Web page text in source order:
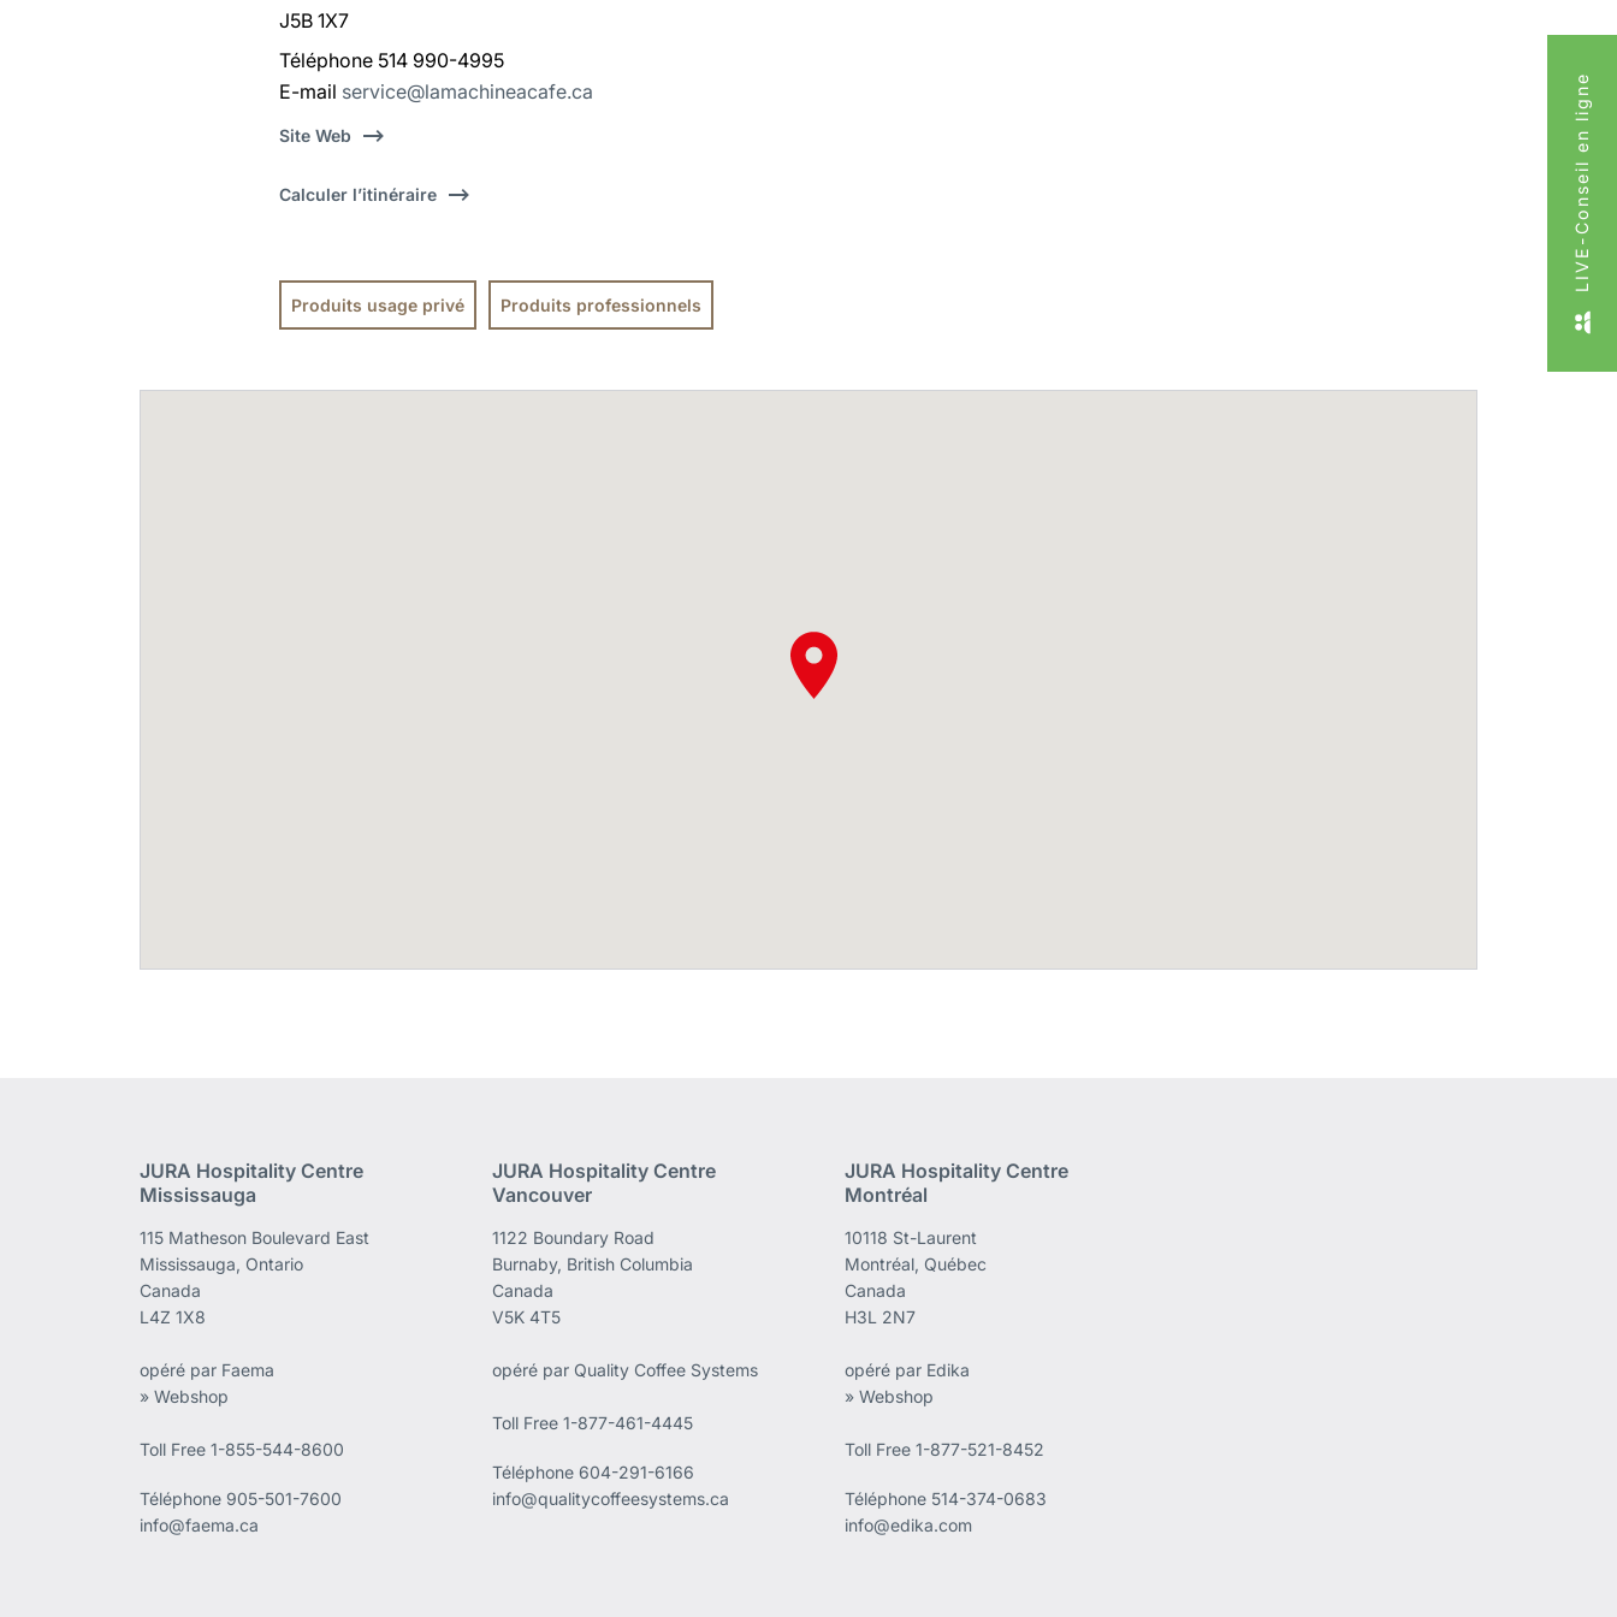
J5B 1X7
Téléphone 514 990-4995
E-mail service@lamachineacafe.ca
Site Web
Calculer l’itinéraire
Produits usage privé Produits professionnels
JURA Hospitality Centre
Mississauga
115 Matheson Boulevard East
Mississauga, Ontario
Canada
L4Z 1X8
opéré par Faema
» Webshop
Toll Free 1-855-544-8600
Téléphone 905-501-7600
info@faema.ca
JURA Hospitality Centre
Vancouver
1122 Boundary Road
Burnaby, British Columbia
Canada
V5K 4T5
opéré par Quality Coffee Systems
Toll Free 1-877-461-4445
Téléphone604-291-6166
info@qualitycoffeesystems.ca
JURA Hospitality Centre
Montréal
10118 St-Laurent
Montréal, Québec
Canada
H3L 2N7
opéré par Edika
» Webshop
Toll Free 1-877-521-8452
Téléphone 514-374-0683
info@edika.com
LIVE-Conseil en ligne